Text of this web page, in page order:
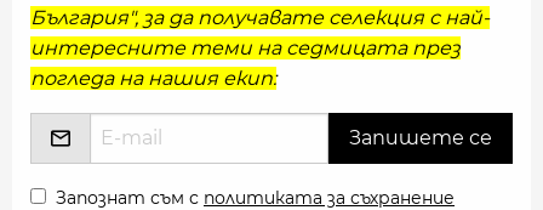
България", за да получавате селекция с най-
интересните теми на седмицата през
погледа на нашия екип:
Запознат съм с политиката за съхранение